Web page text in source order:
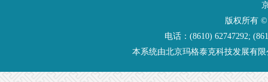
版权所有
电话：(8610) 62747292;
本系统由北京玛格泰克科技发展有限